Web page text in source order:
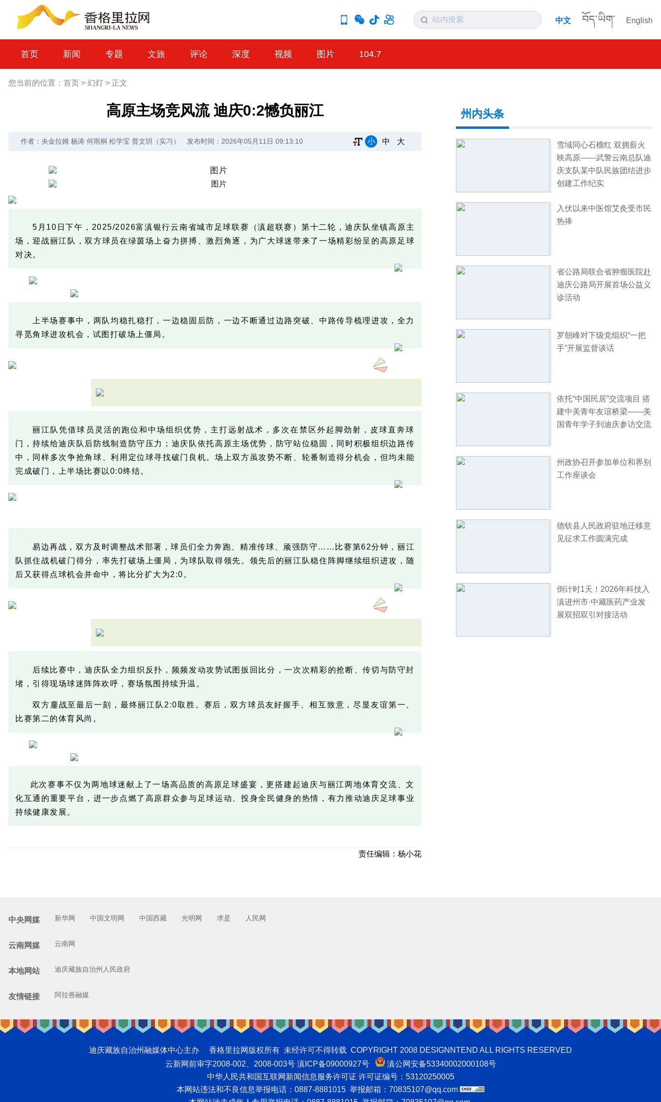
中文 བོད་ཡིག་ English
首页 新闻 专题 文旅 评论 深度 视频 图片 104.7
您当前的位置： 首页 > 幻灯 > 正文
高原主场竞风流 迪庆0:2憾负丽江
作者：央金拉姆 杨涛 何雨桐 松学宝 普文玥（实习） 发布时间：2026年05月11日 09:13:10 小 中 大
5月10日下午，2025/2026富滇银行云南省城市足球联赛（滇超联赛）第十二轮，迪庆队坐镇高原主
场，迎战丽江队，双方球员在绿茵场上奋力拼搏、激烈角逐，为广大球迷带来了一场精彩纷呈的高原足球
对决。
上半场赛事中，两队均稳扎稳打，一边稳固后防，一边不断通过边路突破、中路传导梳理进攻，全力
寻觅角球进攻机会，试图打破场上僵局。
丽江队凭借球员灵活的跑位和中场组织优势，主打远射战术，多次在禁区外起脚劲射，皮球直奔球
门，持续给迪庆队后防线制造防守压力；迪庆队依托高原主场优势，防守站位稳固，同时积极组织边路传
中，同样多次争抢角球、利用定位球寻找破门良机。场上双方虽攻势不断、轮番制造得分机会，但均未能
完成破门，上半场比赛以0:0终结。
易边再战，双方及时调整战术部署，球员们全力奔跑、精准传球、顽强防守……比赛第62分钟，丽江
队抓住战机破门得分，率先打破场上僵局，为球队取得领先。领先后的丽江队稳住阵脚继续组织进攻，随
后又获得点球机会并命中，将比分扩大为2:0。
后续比赛中，迪庆队全力组织反扑，频频发动攻势试图扳回比分，一次次精彩的抢断、传切与防守封
堵，引得现场球迷阵阵欢呼，赛场氛围持续升温。
双方鏖战至最后一刻，最终丽江队2:0取胜。赛后，双方球员友好握手、相互致意，尽显友谊第一、
比赛第二的体育风尚。
此次赛事不仅为两地球迷献上了一场高品质的高原足球盛宴，更搭建起迪庆与丽江两地体育交流、文
化互通的重要平台，进一步点燃了高原群众参与足球运动、投身全民健身的热情，有力推动迪庆足球事业
持续健康发展。
责任编辑： 杨小花
州内头条
雪域同心石榴红 双拥薪火
映高原——武警云南总队迪
庆支队某中队民族团结进步
创建工作纪实
入伏以来中医馆艾灸受市民
热捧
省公路局联合省肿瘤医院赴
迪庆公路局开展首场公益义
诊活动
罗朝峰对下级党组织“一把
手”开展监督谈话
依托“中国民居”交流项目 搭
建中美青年友谊桥梁——美
国青年学子到迪庆参访交流
州政协召开参加单位和界别
工作座谈会
德钦县人民政府驻地迁移意
见征求工作圆满完成
倒计时1天！2026年科技入
滇进州市·中藏医药产业发
展双招双引对接活动
中央网媒 新华网 中国文明网 中国西藏 光明网 求是 人民网
云南网媒 云南网
本地网站 迪庆藏族自治州人民政府
友情链接 阿拉善融媒
迪庆藏族自治州融媒体中心主办 香格里拉网版权所有 未经许可不得转载 COPYRIGHT 2008 DESIGNNTEND ALL RIGHTS RESERVED
云新网前审字2008-002、2008-003号 滇ICP备09000927号
滇公网安备53340002000108号
中华人民共和国互联网新闻信息服务许可证 许可证编号：53120250005
本网站违法和不良信息举报电话：0887-8881015 举报邮箱：70835107@qq.com